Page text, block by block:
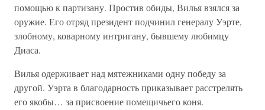
помощью к партизану. Простив обиды, Вилья взялся за
оружие. Его отряд президент подчинил генералу Уэрте,
злобному, коварному интригану, бывшему любимцу
Диаса.
Вилья одерживает над мятежниками одну победу за
другой. Уэрта в благодарность приказывает расстрелять
его якобы… за присвоение помещичьего коня.